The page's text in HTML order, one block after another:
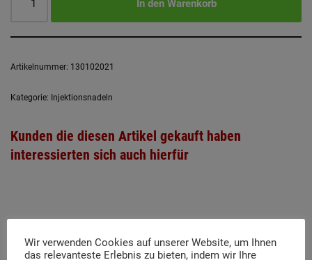
In den Warenkorb
Artikelnummer: 130102021
Kategorie: Injektionsnadeln
Kunden die diesen Artikel gekauft haben
interessierten sich auch hierfür
Wir verwenden Cookies auf unserer Website, um Ihnen
das relevanteste Erlebnis zu bieten, indem wir Ihre